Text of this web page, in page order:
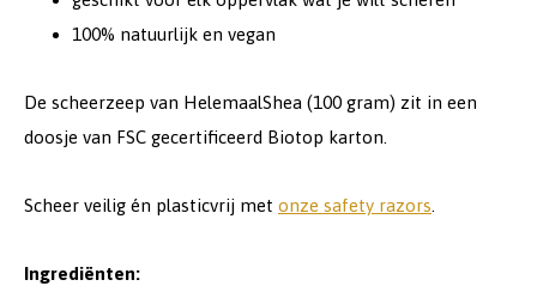
100% natuurlijk en vegan
De scheerzeep van HelemaalShea (100 gram) zit in een
doosje van FSC gecertificeerd Biotop karton.
Scheer veilig én plasticvrij met onze safety razors
Ingrediënten: